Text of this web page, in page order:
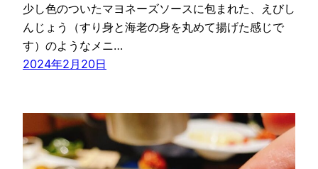
少し色のついたマヨネーズソースに包まれた、えびし
んじょう（すり身と海老の身を丸めて揚げた感じで
す）のようなメニ…
2024年2月20日